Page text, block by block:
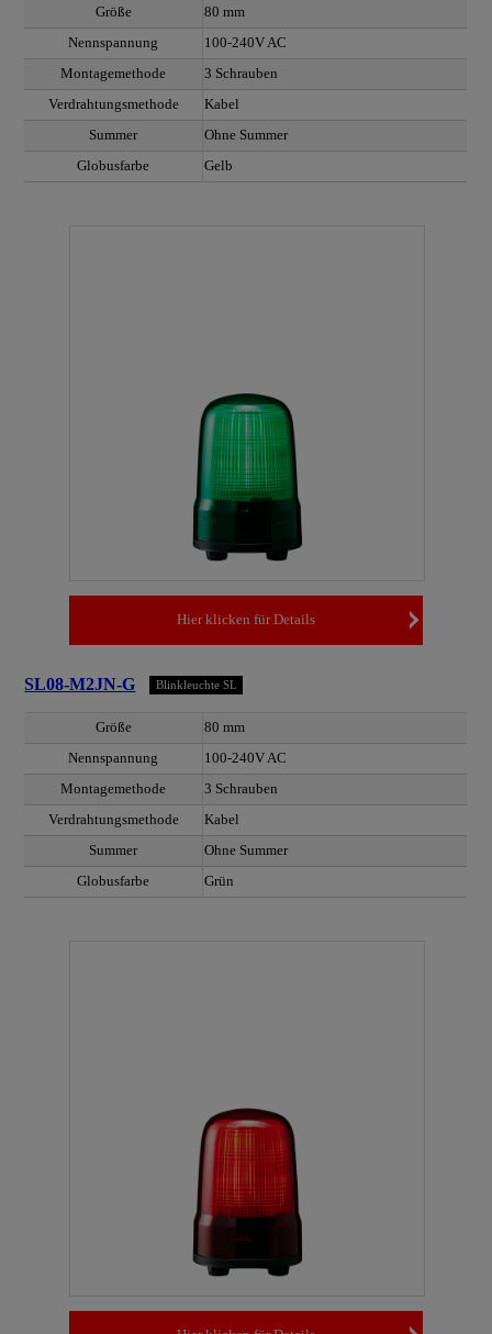
Größe
80 mm
Nennspannung
100-240V AC
Montagemethode
3 Schrauben
Verdrahtungsmethode
Kabel
Summer
Ohne Summer
Globusfarbe
Gelb
Hier klicken für Details
SL08-M2JN-G Blinkleuchte SL
Größe
80 mm
Nennspannung
100-240V AC
Montagemethode
3 Schrauben
Verdrahtungsmethode
Kabel
Summer
Ohne Summer
Globusfarbe
Grün